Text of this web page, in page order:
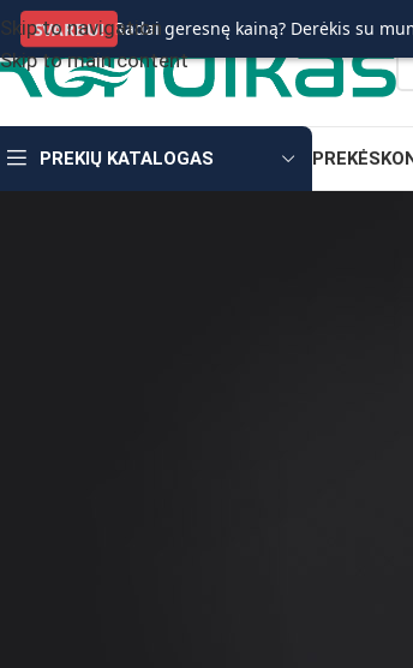
SVARBU! Radai geresnę kainą? Derėkis su
Skip to navigation
Skip to main content
PREKIŲ KATALOGAS PREKĖS
Vėdinimo įranga padeda pašalinti dulkes,